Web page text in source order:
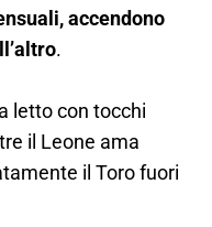
accendono
.
letto con tocchi
il Leone ama
il Toro fuori